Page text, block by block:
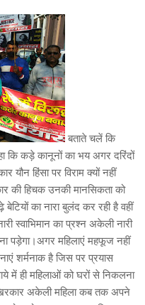
बताते चलें कि
कि कड़े कानूनों का भय अगर दरिंदों
हिंसा पर विराम क्यों नहीं
की हिचक उनकी मानसिकता को
का नारा बुलंद कर रही है वहीं
स्वाभिमान का प्रश्न अकेली नारी
पड़ेगा।अगर महिलाएं महफूज नहीं
शर्मनाक है जिस पर प्रयास
में ही महिलाओं को घरों से निकलना
अकेली महिला कब तक अपने